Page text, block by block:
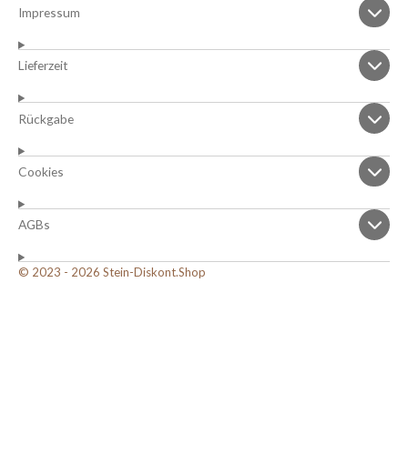
Impressum
Lieferzeit
Rückgabe
Cookies
AGBs
© 2023 - 2026 Stein-Diskont.Shop